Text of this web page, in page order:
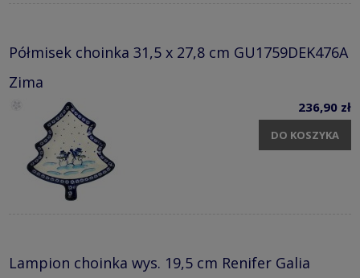
Półmisek choinka 31,5 x 27,8 cm GU1759DEK476A
Zima
236,90 zł
DO KOSZYKA
Lampion choinka wys. 19,5 cm Renifer Galia